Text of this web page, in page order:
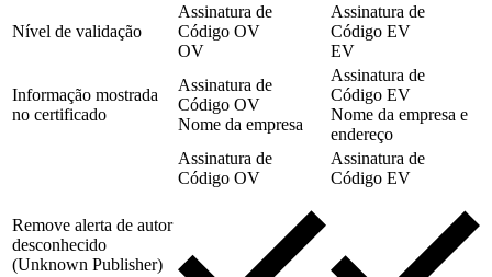
Nível de validação
Assinatura de
Código OV
OV
Assinatura de
Código EV
EV
Informação mostrada
no certificado
Assinatura de
Código OV
Nome da empresa
Assinatura de
Código EV
Nome da empresa e
endereço
Remove alerta de autor
desconhecido
(Unknown Publisher)
Assinatura de
Código OV
Assinatura de
Código EV